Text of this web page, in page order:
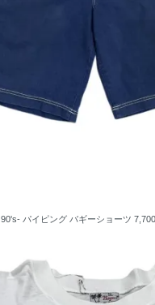
90's- パイピング バギーショーツ